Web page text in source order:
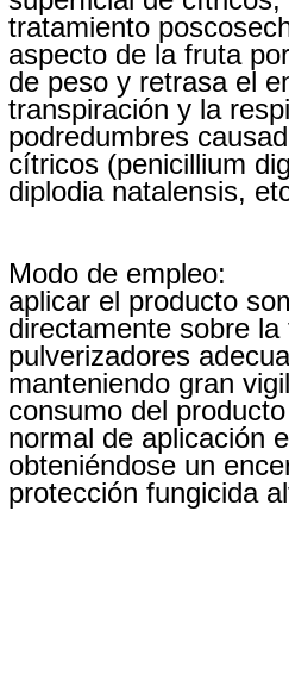
tratamiento
aspecto de la fruta
de peso y retrasa el
transpiración y la
podredumbres
cítricos (penicillium
diplodia natalensis,
Modo de empleo:
aplicar el producto
directamente sobre
pulverizadores
manteniendo gran
consumo del
normal de aplicación
obteniéndose un
protección fungicida